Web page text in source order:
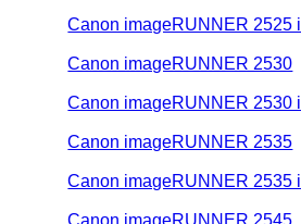
Canon imageRUNNER 2525 i
Canon imageRUNNER 2530
Canon imageRUNNER 2530 i
Canon imageRUNNER 2535
Canon imageRUNNER 2535 i